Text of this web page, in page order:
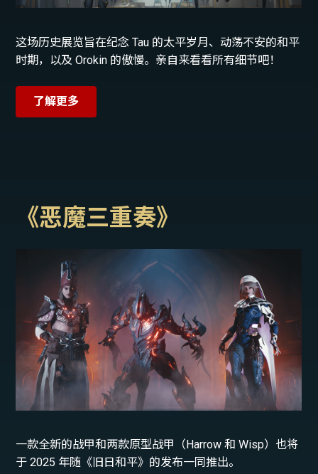
这场历史展览旨在纪念 Tau 的太平岁月、动荡不安的和平
时期，以及 Orokin 的傲慢。亲自来看看所有细节吧！
了解更多
《恶魔三重奏》
一款全新的战甲和两款原型战甲（Harrow 和 Wisp）也将
于 2025 年随《旧日和平》的发布一同推出。